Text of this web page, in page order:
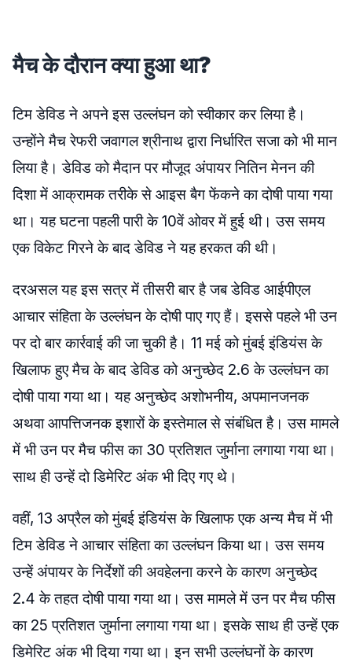
मैच के दौरान क्या हुआ था?
टिम डेविड ने अपने इस उल्लंघन को स्वीकार कर लिया है।
उन्होंने मैच रेफरी जवागल श्रीनाथ द्वारा निर्धारित सजा को भी मान
लिया है। डेविड को मैदान पर मौजूद अंपायर नितिन मेनन की
दिशा में आक्रामक तरीके से आइस बैग फेंकने का दोषी पाया गया
था। यह घटना पहली पारी के 10वें ओवर में हुई थी। उस समय
एक विकेट गिरने के बाद डेविड ने यह हरकत की थी।
दरअसल यह इस सत्र में तीसरी बार है जब डेविड आईपीएल
आचार संहिता के उल्लंघन के दोषी पाए गए हैं। इससे पहले भी उन
पर दो बार कार्रवाई की जा चुकी है। 11 मई को मुंबई इंडियंस के
खिलाफ हुए मैच के बाद डेविड को अनुच्छेद 2.6 के उल्लंघन का
दोषी पाया गया था। यह अनुच्छेद अशोभनीय, अपमानजनक
अथवा आपत्तिजनक इशारों के इस्तेमाल से संबंधित है। उस मामले
में भी उन पर मैच फीस का 30 प्रतिशत जुर्माना लगाया गया था।
साथ ही उन्हें दो डिमेरिट अंक भी दिए गए थे।
वहीं, 13 अप्रैल को मुंबई इंडियंस के खिलाफ एक अन्य मैच में भी
टिम डेविड ने आचार संहिता का उल्लंघन किया था। उस समय
उन्हें अंपायर के निर्देशों की अवहेलना करने के कारण अनुच्छेद
2.4 के तहत दोषी पाया गया था। उस मामले में उन पर मैच फीस
का 25 प्रतिशत जुर्माना लगाया गया था। इसके साथ ही उन्हें एक
डिमेरिट अंक भी दिया गया था। इन सभी उल्लंघनों के कारण